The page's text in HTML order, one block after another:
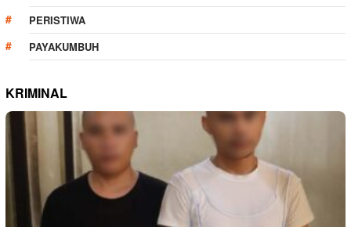
PERISTIWA
PAYAKUMBUH
KRIMINAL